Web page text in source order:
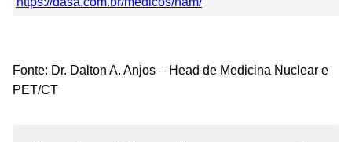
Fonte: Dr. Dalton A. Anjos – Head de Medicina Nuclear e
PET/CT